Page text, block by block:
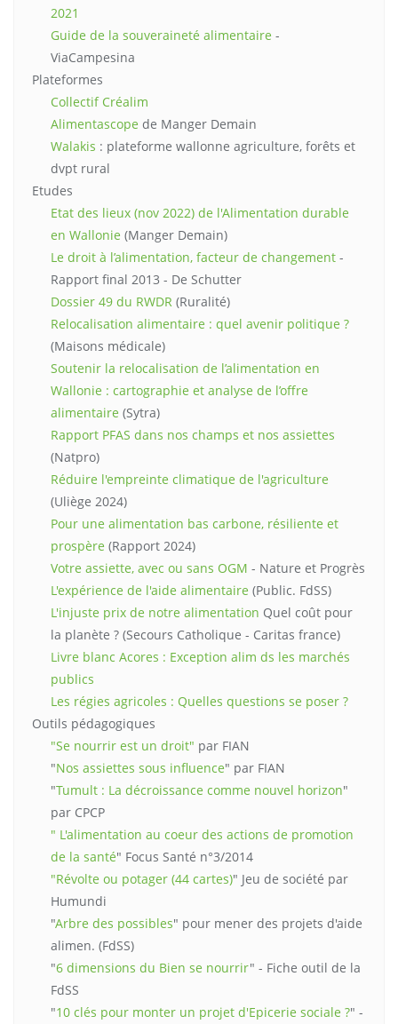
2021
Guide de la souveraineté alimentaire -
ViaCampesina
Plateformes
Collectif Créalim
Alimentascope de Manger Demain
Walakis : plateforme wallonne agriculture, forêts et
dvpt rural
Etudes
Etat des lieux (nov 2022) de l'Alimentation durable
en Wallonie (Manger Demain)
Le droit à l’alimentation, facteur de changement -
Rapport final 2013 - De Schutter
Dossier 49 du RWDR (Ruralité)
Relocalisation alimentaire : quel avenir politique ?
(Maisons médicale)
Soutenir la relocalisation de l’alimentation en
Wallonie : cartographie et analyse de l’offre
alimentaire (Sytra)
Rapport PFAS dans nos champs et nos assiettes
(Natpro)
Réduire l'empreinte climatique de l'agriculture
(Uliège 2024)
Pour une alimentation bas carbone, résiliente et
prospère (Rapport 2024)
Votre assiette, avec ou sans OGM - Nature et Progrès
L'expérience de l'aide alimentaire (Public. FdSS)
L'injuste prix de notre alimentation Quel coût pour
la planète ? (Secours Catholique - Caritas france)
Livre blanc Acores : Exception alim ds les marchés
publics
Les régies agricoles : Quelles questions se poser ?
Outils pédagogiques
"Se nourrir est un droit" par FIAN
"Nos assiettes sous influence" par FIAN
"Tumult : La décroissance comme nouvel horizon"
par CPCP
" L'alimentation au coeur des actions de promotion
de la santé" Focus Santé n°3/2014
"Révolte ou potager (44 cartes)" Jeu de société par
Humundi
"Arbre des possibles" pour mener des projets d'aide
alimen. (FdSS)
"6 dimensions du Bien se nourrir" - Fiche outil de la
FdSS
"10 clés pour monter un projet d'Epicerie sociale ?" -